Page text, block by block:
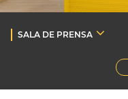
SALA DE PRENSA